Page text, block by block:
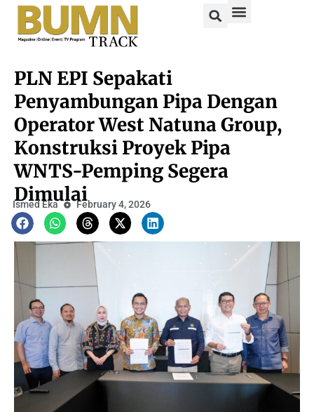
PLN EPI Sepakati
Penyambungan Pipa Dengan
Operator West Natuna Group,
Konstruksi Proyek Pipa
WNTS-Pemping Segera
Dimulai
Ismed Eka February 4, 2026